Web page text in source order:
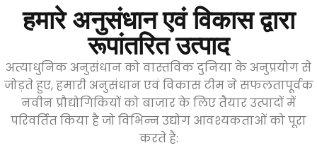
हमारे अनुसंधान एवं विकास द्वारा
रूपांतरित उत्पाद
अत्याधुनिक अनुसंधान को वास्तविक दुनिया के अनुप्रयोग से
जोड़ते हुए, हमारी अनुसंधान एवं विकास टीम ने सफलतापूर्वक
नवीन प्रौद्योगिकियों को बाजार के लिए तैयार उत्पादों में
परिवर्तित किया है जो विभिन्न उद्योग आवश्यकताओं को पूरा
करते हैं: